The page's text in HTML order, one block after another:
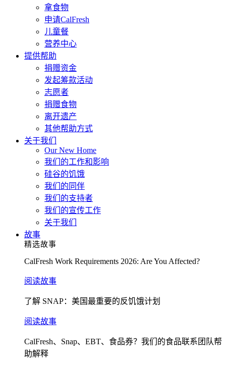
拿食物
申请CalFresh
儿童餐
营养中心
提供帮助
捐赠资金
发起筹款活动
志愿者
捐赠食物
离开遗产
其他帮助方式
关于我们
Our New Home
我们的工作和影响
硅谷的饥饿
我们的同伴
我们的支持者
我们的宣传工作
关于我们
故事
精选故事
CalFresh Work Requirements 2026: Are You Affected?
阅读故事
了解 SNAP：美国最重要的反饥饿计划
阅读故事
CalFresh、Snap、EBT、食品券？我们的食品联系团队帮
助解释